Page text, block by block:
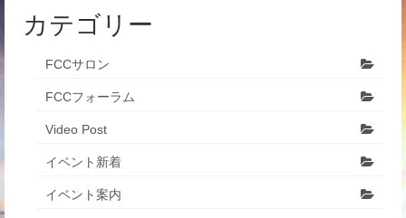
カテゴリー
FCCサロン
FCCフォーラム
Video Post
イベント新着
イベント案内